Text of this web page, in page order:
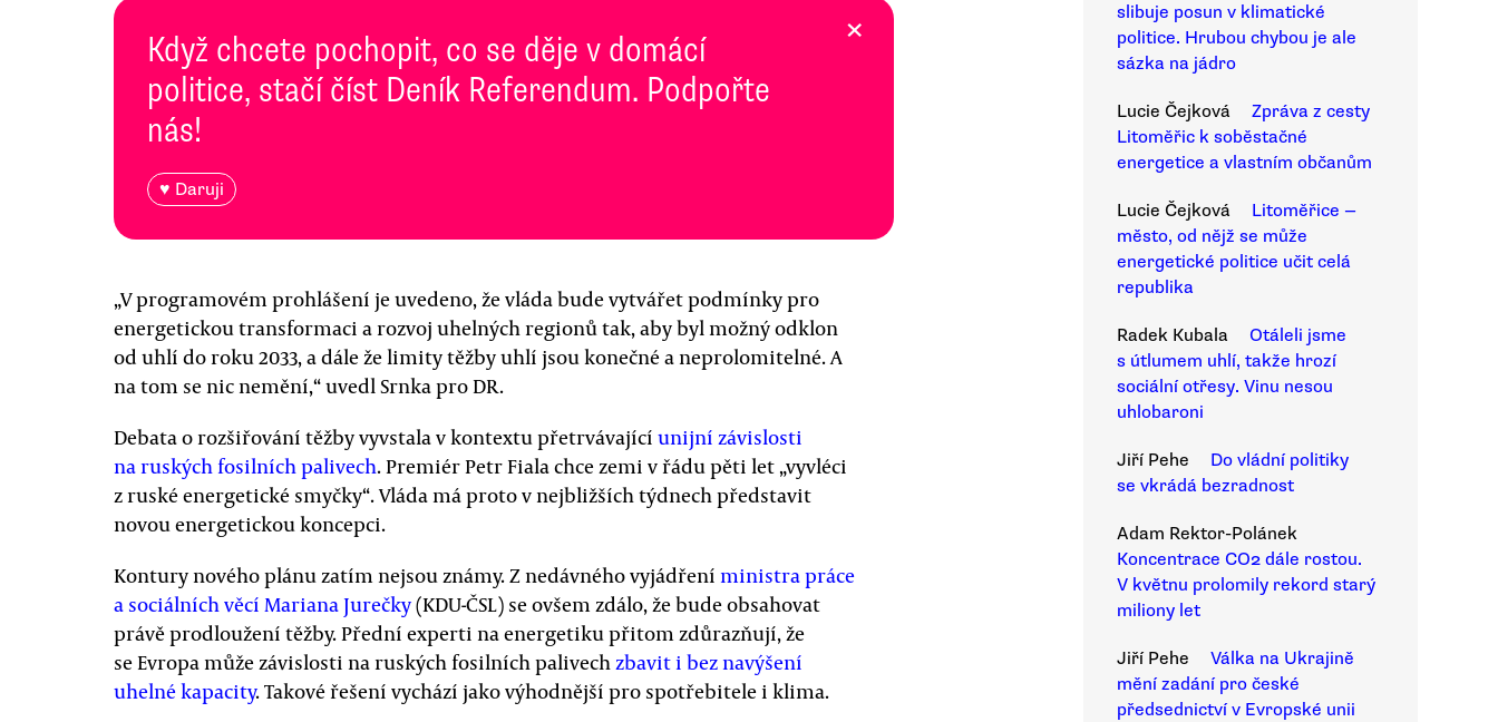
Když chcete pochopit, co se děje v domácí
politice, stačí číst Deník Referendum. Podpořte
nás!
♥ Daruji
×
„V programovém prohlášení je uvedeno, že vláda bude vytvářet podmínky pro
energetickou transformaci a rozvoj uhelných regionů tak, aby byl možný odklon
od uhlí do roku 2033, a dále že limity těžby uhlí jsou konečné a neprolomitelné. A
na tom se nic nemění,“ uvedl Srnka pro DR.
Debata o rozšiřování těžby vyvstala v kontextu přetrvávající unijní závislosti
na ruských fosilních palivech. Premiér Petr Fiala chce zemi v řádu pěti let „vyvléci
z ruské energetické smyčky“. Vláda má proto v nejbližších týdnech představit
novou energetickou koncepci.
Kontury nového plánu zatím nejsou známy. Z nedávného vyjádření ministra práce
a sociálních věcí Mariana Jurečky(KDU-ČSL) se ovšem zdálo, že bude obsahovat
právě prodloužení těžby. Přední experti na energetiku přitom zdůrazňují, že
se Evropa může závislosti na ruských fosilních palivechzbavit i bez navýšení
uhelné kapacity. Takové řešení vychází jako výhodnější pro spotřebitele i klima.
slibuje posun v klimatické
politice. Hrubou chybou je ale
sázka na jádro
Lucie Čejková
Zpráva z cesty
Litoměřic k soběstačné
energetice a vlastním občanům
Lucie Čejková
Litoměřice —
město, od nějž se může
energetické politice učit celá
republika
Radek Kubala
Otáleli jsme
s útlumem uhlí, takže hrozí
sociální otřesy. Vinu nesou
uhlobaroni
Jiří Pehe
Do vládní politiky
se vkrádá bezradnost
Adam Rektor-Polánek
Koncentrace CO2 dále rostou.
V květnu prolomily rekord starý
miliony let
Jiří Pehe
Válka na Ukrajině
mění zadání pro české
předsednictví v Evropské unii